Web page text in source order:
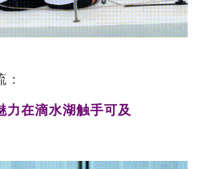
力在滴水湖触手可及